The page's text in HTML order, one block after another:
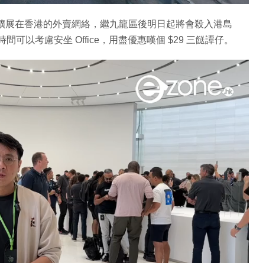
在香港的外賣網絡，繼九龍區後明日起將會殺入港島
可以考慮安坐 Office，用盡優惠嘆個 $29 三餸譚仔。